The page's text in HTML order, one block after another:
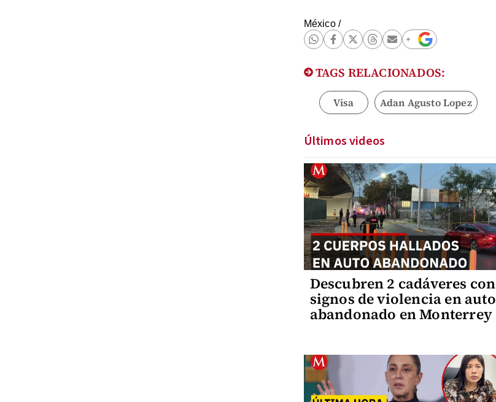
México/
TAGS RELACIONADOS:
Visa Adan Agusto Lopez
Últimos videos
Descubren 2 cadáveres con
signos de violencia en auto
abandonado en Monterrey